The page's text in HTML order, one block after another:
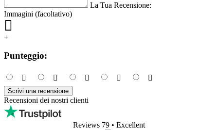
La Tua Recensione:
Immagini (facoltativo)
+
Punteggio:
Scrivi una recensione
Recensioni dei nostri clienti
Reviews 79 • Excellent